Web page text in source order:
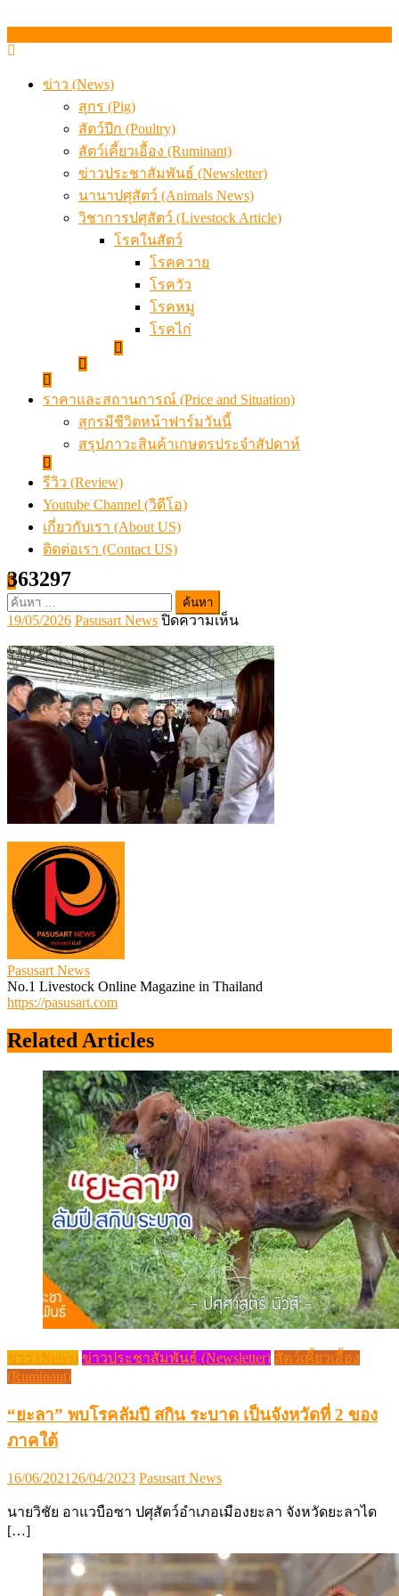
ข่าว (News)
สุกร (Pig)
สัตว์ปีก (Poultry)
สัตว์เคี้ยวเอื้อง (Ruminant)
ข่าวประชาสัมพันธ์ (Newsletter)
นานาปศุสัตว์ (Animals News)
วิชาการปศุสัตว์ (Livestock Article)
โรคในสัตว์
โรคควาย
โรควัว
โรคหมู
โรคไก่
ราคาและสถานการณ์ (Price and Situation)
สุกรมีชีวิตหน้าฟาร์มวันนี้
สรุปภาวะสินค้าเกษตรประจำสัปดาห์
รีวิว (Review)
Youtube Channel (วิดีโอ)
เกี่ยวกับเรา (About US)
ติดต่อเรา (Contact US)
ค้นหา
สำหรับ:
363297
Posted
on
19/05/2026Author
Pasusart News ปิดความเห็นบน
Pasusart News
No.1 Livestock Online Magazine in Thailand
https://pasusart.com
Related Articles
ข่าว (News) ข่าวประชาสัมพันธ์ (Newsletter) สัตว์เคี้ยวเอื้อง
(Ruminant)
“ยะลา” พบโรคลัมปี สกิน ระบาด เป็นจังหวัดที่ 2 ของ
ภาคใต้
Posted
16/06/2021 26/04/2023 Author
Pasusart News
นายวิชัย อาแวบือซา ปศุสัตว์อำเภอเมืองยะลา จังหวัดยะลาได
[…]